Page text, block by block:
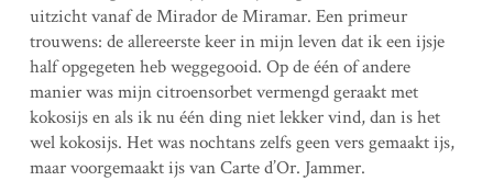
uitzicht vanaf de Mirador de Miramar. Een primeur
trouwens: de allereerste keer in mijn leven dat ik een ijsje
half opgegeten heb weggegooid. Op de één of andere
manier was mijn citroensorbet vermengd geraakt met
kokosijs en als ik nu één ding niet lekker vind, dan is het
wel kokosijs. Het was nochtans zelfs geen vers gemaakt ijs,
maar voorgemaakt ijs van Carte d’Or. Jammer.